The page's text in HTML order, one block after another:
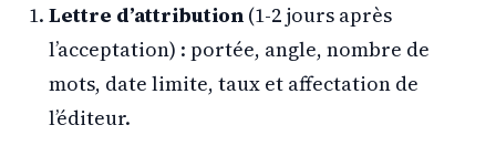
Lettre d’attribution (1-2 jours après
l’acceptation) : portée, angle, nombre de
mots, date limite, taux et affectation de
l’éditeur.